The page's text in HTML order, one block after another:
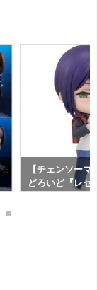
【チェンソー
どろいど『レゼ